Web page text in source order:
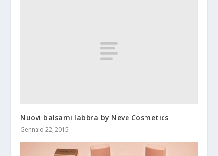
Nuovi balsami labbra by Neve Cosmetics
Gennaio 22, 2015